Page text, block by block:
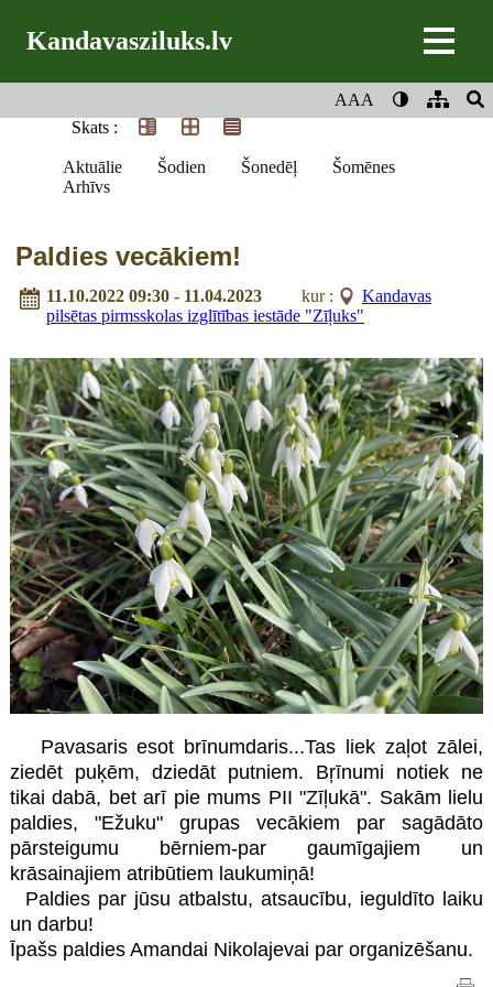
Kandavasziluks.lv
AAA
Skats :
Aktuālie Šodien Šonedēļ
Šomēnes
Arhīvs
Paldies vecākiem!
11.10.2022 09:30 - 11.04.2023 kur :
Kandavas
pilsētas pirmsskolas izglītības iestāde "Zīļuks"
Pavasaris esot brīnumdaris...Tas liek zaļot zālei,
ziedēt puķēm, dziedāt putniem. Bŗīnumi notiek ne
tikai dabā, bet arī pie mums PII "Zīļukā". Sakām lielu
paldies, "Ežuku" grupas vecākiem par sagādāto
pārsteigumu bērniem-par gaumīgajiem un
krāsainajiem atribūtiem laukumiņā!
Paldies par jūsu atbalstu, atsaucību, ieguldīto laiku
un darbu!
Īpašs paldies Amandai Nikolajevai par organizēšanu.